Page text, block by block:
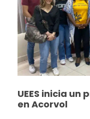
UEES inicia
en Acorvol